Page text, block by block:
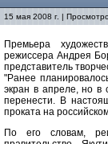
15 мая 2008 г. |
Премьера
режиссера Андрея
представитель
"Ранее
экран в апреле, но в
перенести. В
проката на
По его словам,